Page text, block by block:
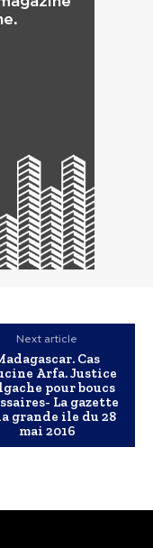
Next article
Cas
Arfa. Justice
pour boucs
La gazette
grande ile du 28
mai 2016